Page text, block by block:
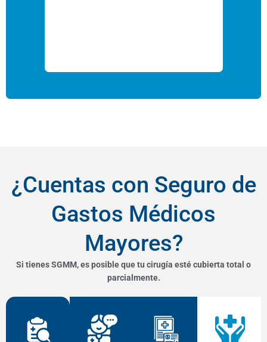
¿Cuentas con Seguro de
Gastos Médicos
Mayores?
Si tienes SGMM, es posible que tu cirugía esté cubierta total o
parcialmente.
Nuestro equipo te acompaña en todo el proceso, desde la valoración
hasta la gestión con tu aseguradora.